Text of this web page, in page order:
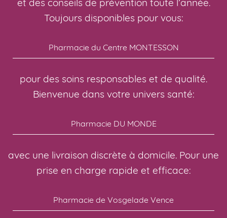
et des conseils de prévention toute l’année.
Toujours disponibles pour vous:
Pharmacie du Centre MONTESSON
pour des soins responsables et de qualité.
Bienvenue dans votre univers santé:
Pharmacie DU MONDE
avec une livraison discrète à domicile. Pour une
prise en charge rapide et efficace:
Pharmacie de Vosgelade Vence